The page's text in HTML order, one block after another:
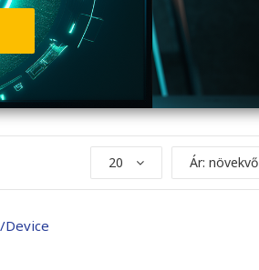
20 Ár: növekvő
Device